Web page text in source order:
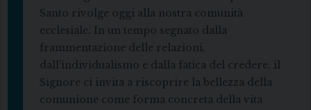
Santo rivolge oggi alla nostra comunità
ecclesiale. In un tempo segnato dalla
frammentazione delle relazioni,
dall’individualismo e dalla fatica del credere, il
Signore ci invita a riscoprire la bellezza della
comunione come forma concreta della vita